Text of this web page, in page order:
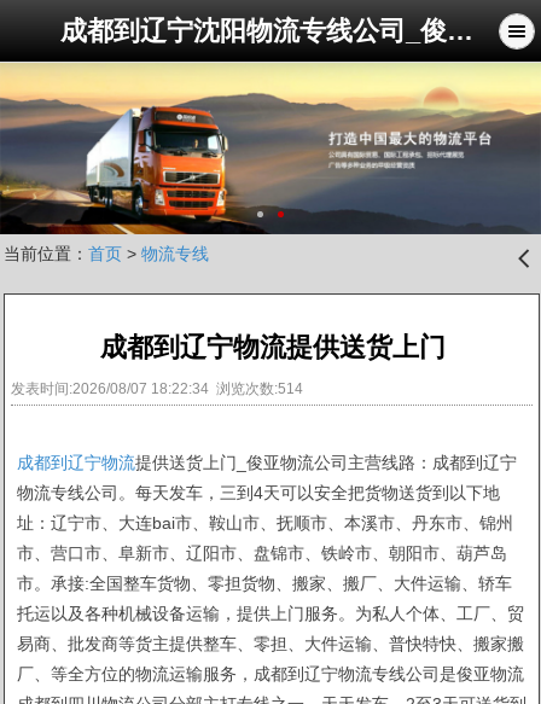
成都到辽宁沈阳物流专线公司_俊亚物流公司
当前位置： 首页> 物流专线 󰊒
成都到辽宁物流提供送货上门
发表时间:2026/08/07 18:22:34 浏览次数:514
成都到辽宁物流提供送货上门_俊亚物流公司主营线路：成都到辽宁
物流专线公司。每天发车，三到4天可以安全把货物送货到以下地
址：辽宁市、大连bai市、鞍山市、抚顺市、本溪市、丹东市、锦州
市、营口市、阜新市、辽阳市、盘锦市、铁岭市、朝阳市、葫芦岛
市。承接:全国整车货物、零担货物、搬家、搬厂、大件运输、轿车
托运以及各种机械设备运输，提供上门服务。为私人个体、工厂、贸
易商、批发商等货主提供整车、零担、大件运输、普快特快、搬家搬
厂、等全方位的物流运输服务，成都到辽宁物流专线公司是俊亚物流